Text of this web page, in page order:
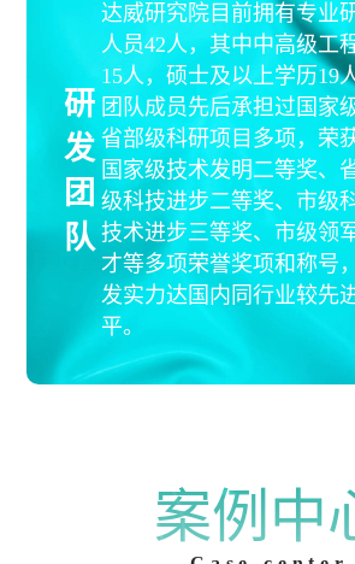
研
发
团
队
达威研究院目前拥有专业
人员42人，其中中高级工
15人，硕士及以上学历19
团队成员先后承担过国家
省部级科研项目多项，荣
国家级技术发明二等奖、
级科技进步二等奖、市级
技术进步三等奖、市级领
才等多项荣誉奖项和称号
发实力达国内同行业较先
平。
案例中